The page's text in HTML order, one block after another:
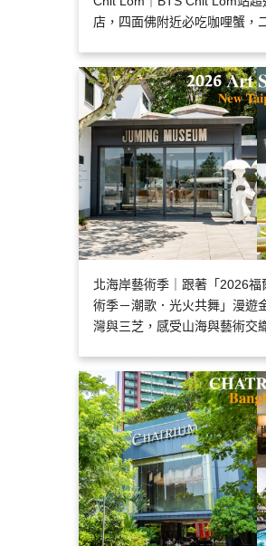
店，四面佛附近必吃咖哩蟹，
北海岸藝術季｜跟著「2026福
術季－潮歌．光火共舞」漫遊
灣與三芝，感受山海與藝術交